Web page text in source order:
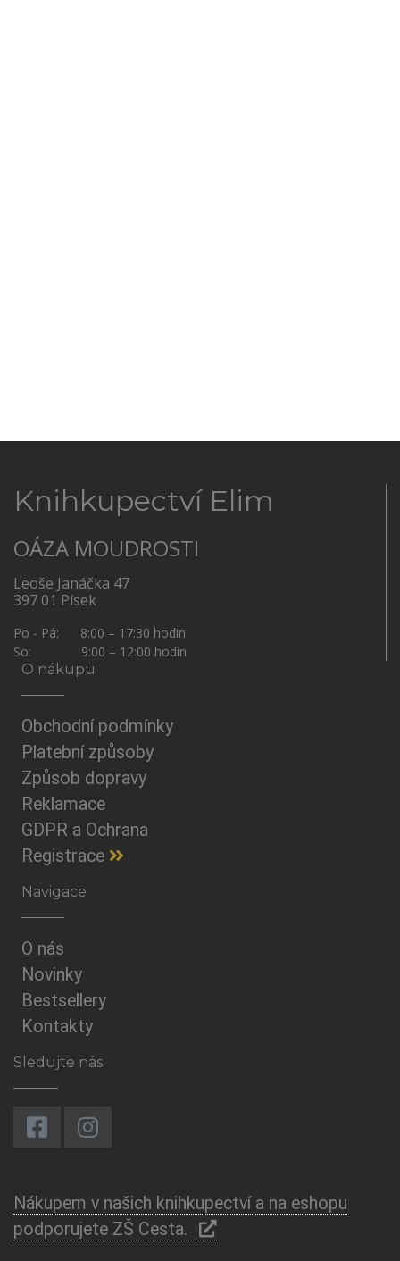
Knihkupectví Elim
OÁZA MOUDROSTI
Leoše Janáčka 47
397 01 Písek
Po - Pá: 8:00 – 17:30 hodin
So: 9:00 – 12:00 hodin
O nákupu
Obchodní podmínky
Platební způsoby
Způsob dopravy
Reklamace
GDPR a Ochrana
Registrace
Navigace
O nás
Novinky
Bestsellery
Kontakty
Sledujte nás
Nákupem v našich knihkupectví a na eshopu
podporujete ZŠ Cesta.